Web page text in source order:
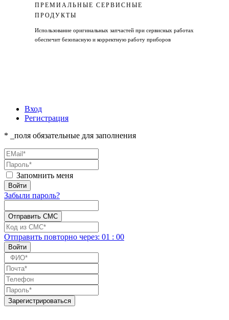
ПРЕМИАЛЬНЫЕ СЕРВИСНЫЕ
ПРОДУКТЫ
Использование оригинальных запчастей при сервисных работах
обеспечит безопасную и корректную работу приборов
Вход
Регистрация
* _поля обязательные для заполнения
Запомнить меня
Забыли пароль?
Отправить повторно через: 01 : 00